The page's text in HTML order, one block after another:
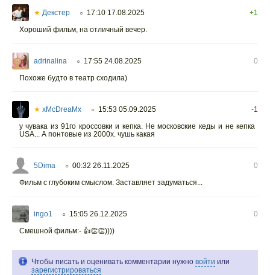
★ Декстер ○ 17:10 17.08.2025
+1
Хороший фильм, на отличный вечер.
adrinalina ○ 17:55 24.08.2025
0
Похоже будто в театр сходила)
★ xMcDreaMx ○ 15:53 05.09.2025
-1
у чувака из 91го кроссовки и кепка. Не московские кеды и не кепка
USA... А понтовые из 2000х. чушь какая
5Dima ○ 00:32 26.11.2025
0
Фильм с глубоким смыслом. Заставляет задуматься...
ingo1 ○ 15:05 26.12.2025
0
Смешной фильм:- 👍👏👏))))
Чтобы писать и оценивать комментарии нужно войти или
зарегистрироваться